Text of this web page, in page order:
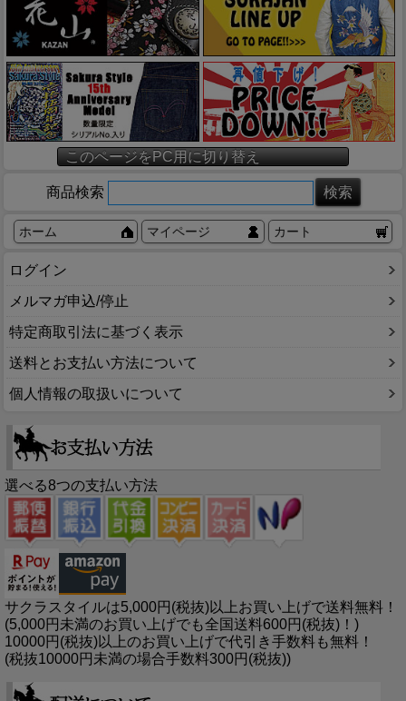
このページをPC用に切り替え
商品検索
ホーム マイページ カート
ログイン
メルマガ申込/停止
特定商取引法に基づく表示
送料とお支払い方法について
個人情報の取扱いについて
選べる8つの支払い方法
サクラスタイルは5,000円(税抜)以上お買い上げで送料無料！
(5,000円未満のお買い上げでも全国送料600円(税抜)！)
10000円(税抜)以上のお買い上げで代引き手数料も無料！
(税抜10000円未満の場合手数料300円(税抜))